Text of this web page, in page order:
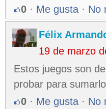
0 · Me gusta · No
Félix
19 de marzo
Estos juegos son
probar para
0 · Me gusta · No